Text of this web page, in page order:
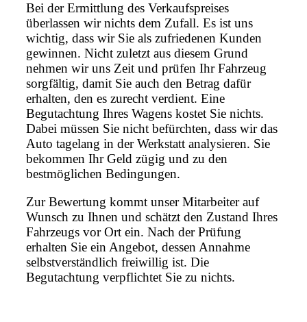
Bei der Ermittlung des Verkaufspreises
überlassen wir nichts dem Zufall. Es ist uns
wichtig, dass wir Sie als zufriedenen Kunden
gewinnen. Nicht zuletzt aus diesem Grund
nehmen wir uns Zeit und prüfen Ihr Fahrzeug
sorgfältig, damit Sie auch den Betrag dafür
erhalten, den es zurecht verdient. Eine
Begutachtung Ihres Wagens kostet Sie nichts.
Dabei müssen Sie nicht befürchten, dass wir das
Auto tagelang in der Werkstatt analysieren. Sie
bekommen Ihr Geld zügig und zu den
bestmöglichen Bedingungen.
Zur Bewertung kommt unser Mitarbeiter auf
Wunsch zu Ihnen und schätzt den Zustand Ihres
Fahrzeugs vor Ort ein. Nach der Prüfung
erhalten Sie ein Angebot, dessen Annahme
selbstverständlich freiwillig ist. Die
Begutachtung verpflichtet Sie zu nichts.